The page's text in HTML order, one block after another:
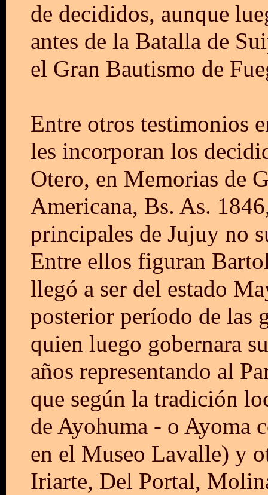
de decididos, aunque
antes de la Batalla de
el Gran Bautismo de
Entre otros testimonios
les incorporan los
Otero, en Memorias de
Americana, Bs. As.
principales de Jujuy no
Entre ellos figuran
llegó a ser del estado
posterior período de las
quien luego gobernara
años representando al
que según la tradición
de Ayohuma - o Ayoma
en el Museo Lavalle) y
Iriarte, Del Portal,